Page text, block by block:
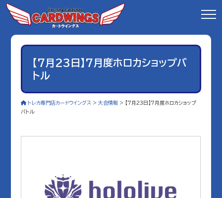
【7月23日】7月度ホロカショップバ
トル
トレカ専門店カードウイングス >大会情報 > 【7月23日】7月度ホロカショップ
バトル